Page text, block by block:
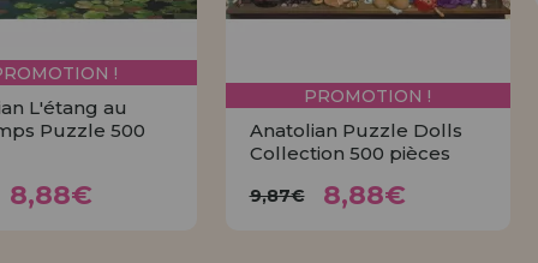
!
L'étang au
Puzzle 500
8,88€
PROMOTION !
Anatolian Puzzle Dolls
Collection 500 pièces
9,87€ 8,88€